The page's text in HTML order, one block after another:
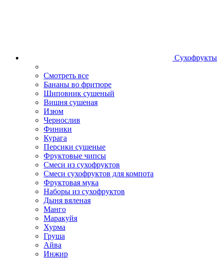
Сухофрукты
Смотреть все
Бананы во фритюре
Шиповник сушеный
Вишня сушеная
Изюм
Чернослив
Финики
Курага
Персики сушеные
Фруктовые чипсы
Смеси из сухофруктов
Смеси сухофруктов для компота
Фруктовая мука
Наборы из сухофруктов
Дыня вяленая
Манго
Маракуйя
Хурма
Груша
Айва
Инжир